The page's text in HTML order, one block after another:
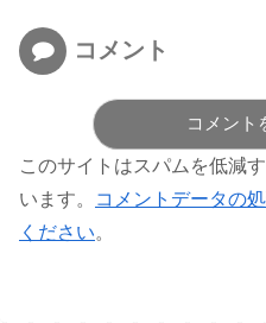
コメント
コメント
このサイトはスパムを低減
います。
コメントデータの
ください。